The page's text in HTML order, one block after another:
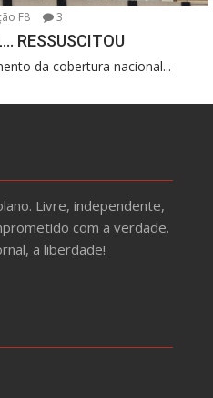
F8 3
RESSUSCITOU
da cobertura nacional...
Livre, independente,
com a verdade.
a liberdade!